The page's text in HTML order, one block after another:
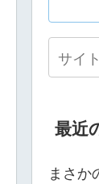
最近
まさか